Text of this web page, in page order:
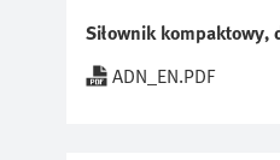
Siłownik kompaktowy,
ADN_EN.PDF